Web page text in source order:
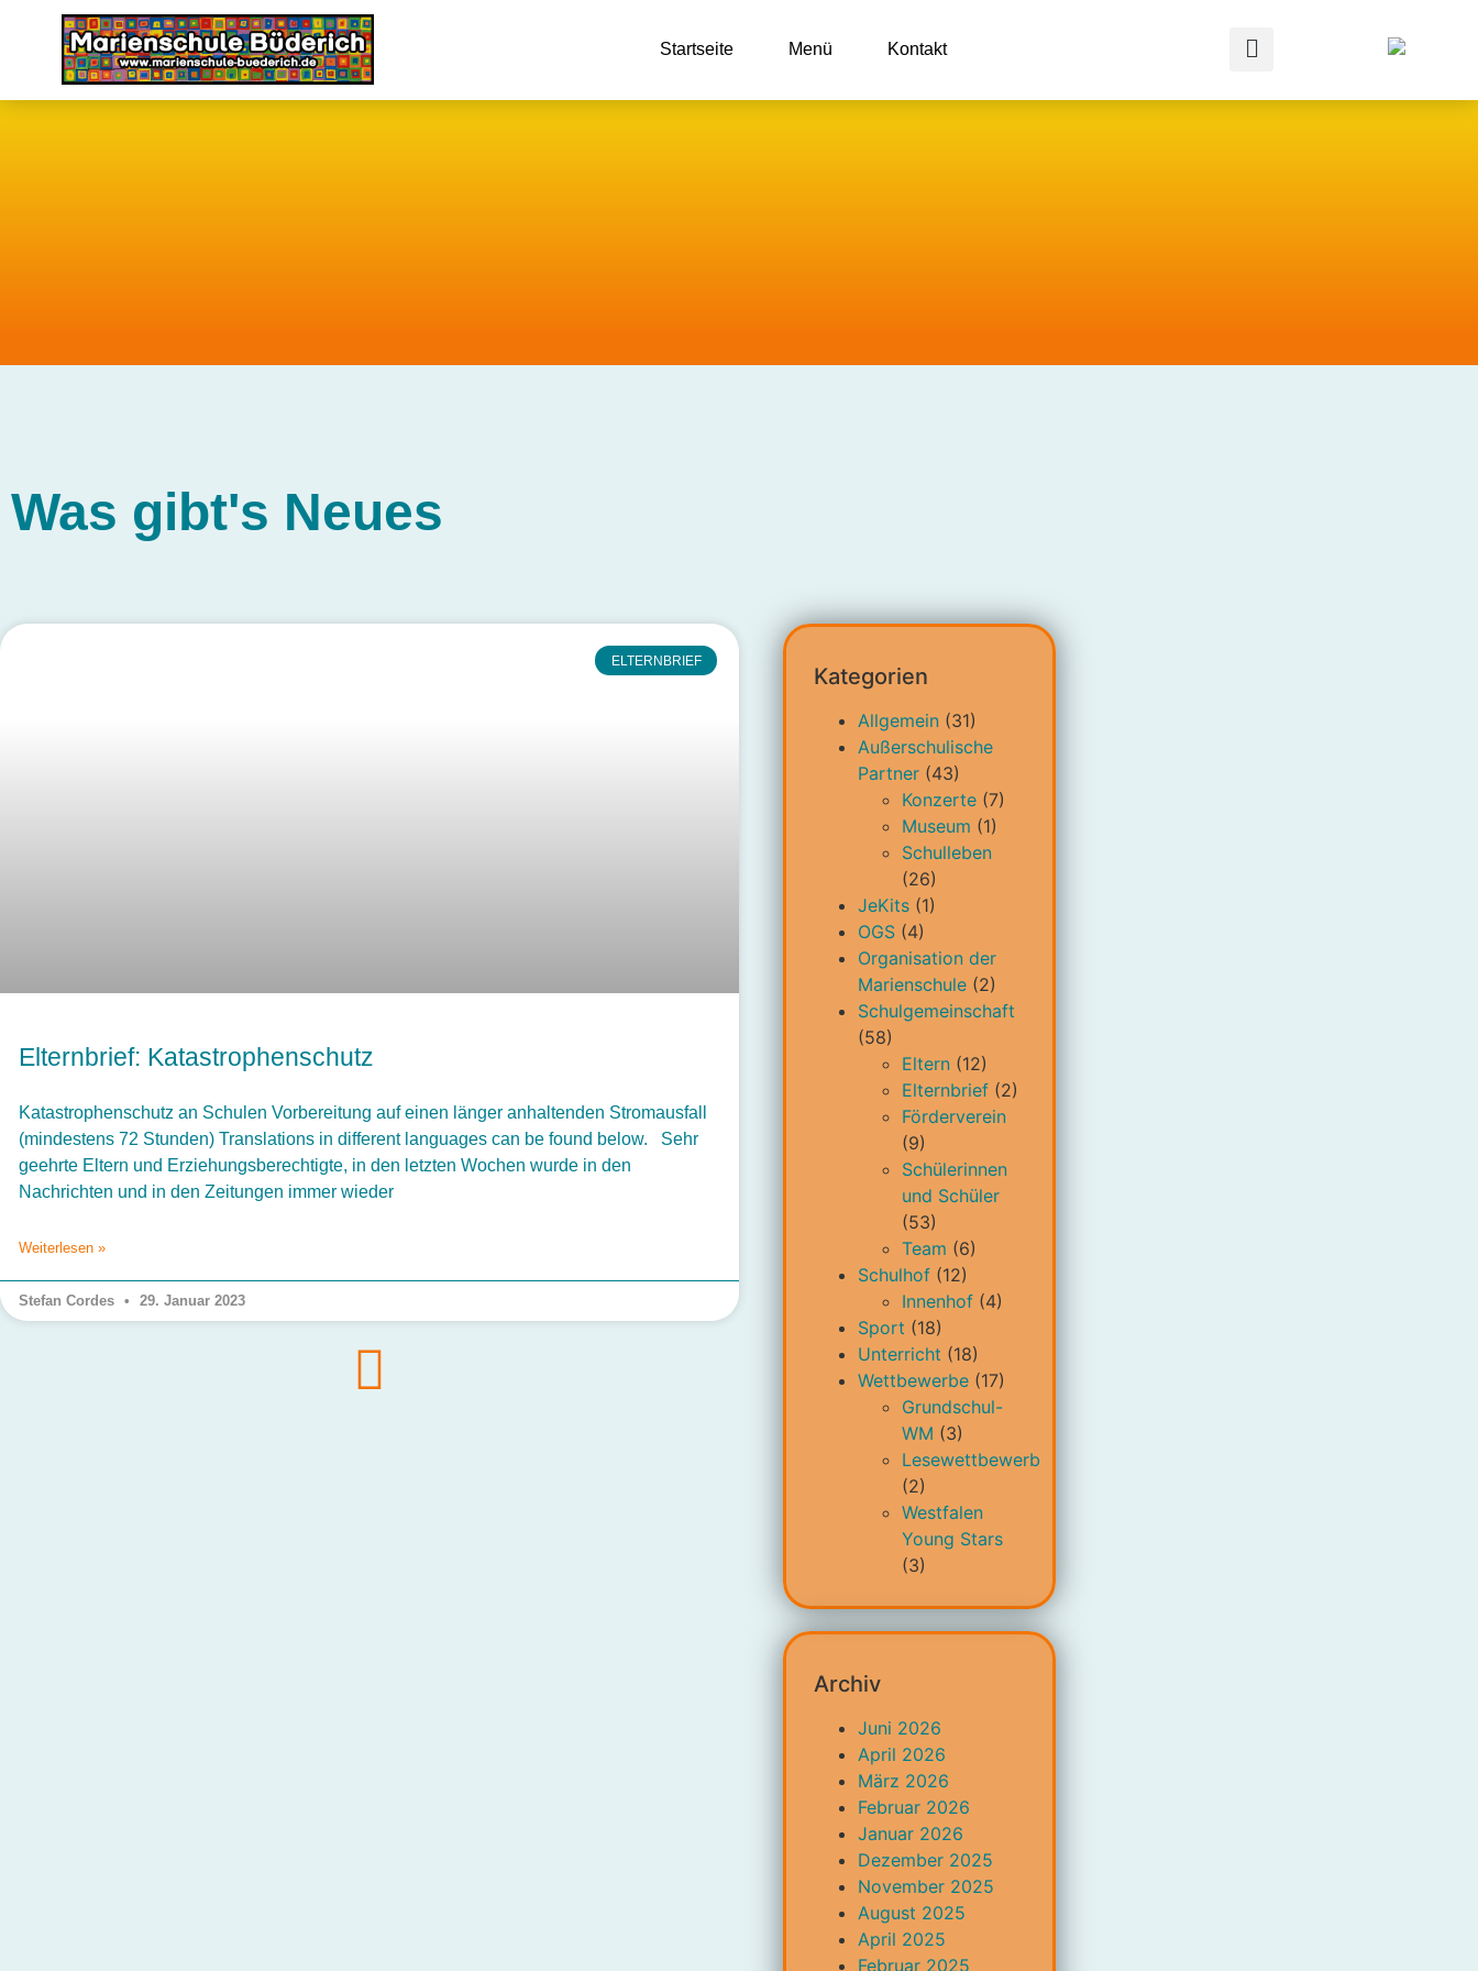
Startseite Menü Kontakt
Was gibt's Neues
ELTERNBRIEF
Elternbrief: Katastrophenschutz
Katastrophenschutz an Schulen Vorbereitung auf einen länger anhaltenden Stromausfall
(mindestens 72 Stunden) Translations in different languages ​​can be found below. Sehr
geehrte Eltern und Erziehungsberechtigte, in den letzten Wochen wurde in den
Nachrichten und in den Zeitungen immer wieder
Weiterlesen »
Stefan Cordes 29. Januar 2023
Kategorien
Allgemein(31)
Außerschulische
Partner(43)
Konzerte(7)
Museum (1)
Schulleben
(26)
JeKits(1)
OGS(4)
Organisation der
Marienschule(2)
Schulgemeinschaft
(58)
Eltern(12)
Elternbrief(2)
Förderverein
(9)
Schülerinnen
und Schüler
(53)
Team (6)
Schulhof(12)
Innenhof(4)
Sport (18)
Unterricht (18)
Wettbewerbe(17)
Grundschul-
WM (3)
Lesewettbewerb
(2)
Westfalen
Young Stars
(3)
Archiv
Juni 2026
April 2026
März 2026
Februar 2026
Januar 2026
Dezember 2025
November 2025
August 2025
April 2025
Februar 2025